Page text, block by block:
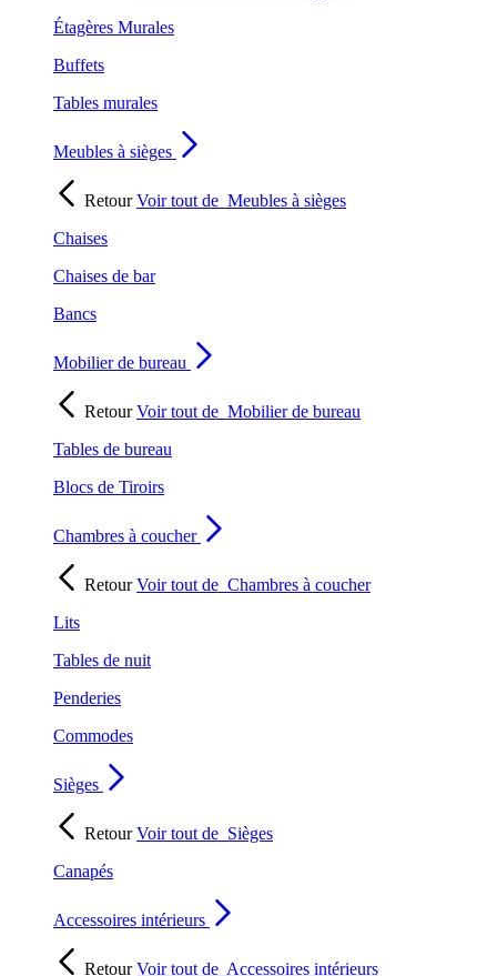
Étagères Murales
Buffets
Tables murales
Meubles à sièges
RetourVoir tout de Meubles à sièges
Chaises
Chaises de bar
Bancs
Mobilier de bureau
RetourVoir tout de Mobilier de bureau
Tables de bureau
Blocs de Tiroirs
Chambres à coucher
RetourVoir tout de Chambres à coucher
Lits
Tables de nuit
Penderies
Commodes
Sièges
RetourVoir tout de Sièges
Canapés
Accessoires intérieurs
RetourVoir tout de Accessoires intérieurs